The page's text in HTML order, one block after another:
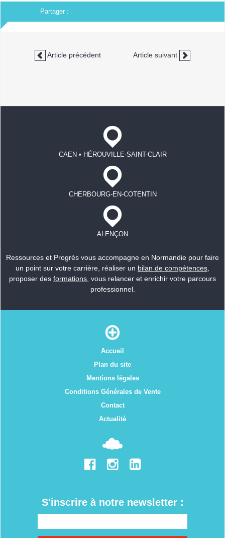
Partager :
Article précédent Article suivant
CAEN • HÉROUVILLE-SAINT-CLAIR
CHERBOURG-EN-COTENTIN
ALENÇON
Ressources et Progrès vous accompagne en Normandie pour faire
un point sur votre carrière, réaliser un bilan de compétences,
proposer des formations, vous relancer et enrichir votre parcours
professionnel.
Accueil
Plan du site
Mentions légales
Conditions Générales de Vente
Contact
Actualité
S'inscrire à notre newsletter :